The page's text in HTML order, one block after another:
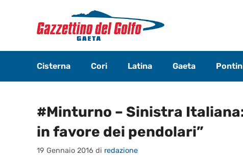
contenuto
Cisterna Cori Latina Gaeta
#Minturno – Sinistra
in favore dei pendolari”
19 Gennaio 2016 di redazione